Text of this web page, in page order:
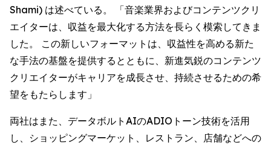
Shami) は述べている。 「音楽業界およびコンテンツクリ
エイターは、収益を最大化する方法を長らく模索してきま
した。 この新しいフォーマットは、収益性を高める新た
な手法の基盤を提供するとともに、新進気鋭のコンテンツ
クリエイターがキャリアを成長させ、持続させるための希
望をもたらします」
両社はまた、データボルトAIのADIOトーン技術を活用
し、ショッピングマーケット、レストラン、店舗などへの